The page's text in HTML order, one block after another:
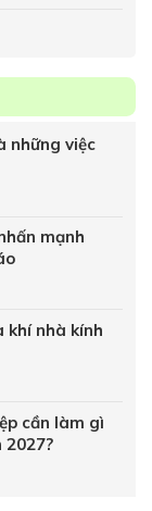
những việc
mạnh
khí nhà kính
cần làm gì